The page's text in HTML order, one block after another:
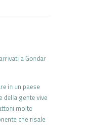
a Gondar
in un paese
della gente vive
molto
che risale